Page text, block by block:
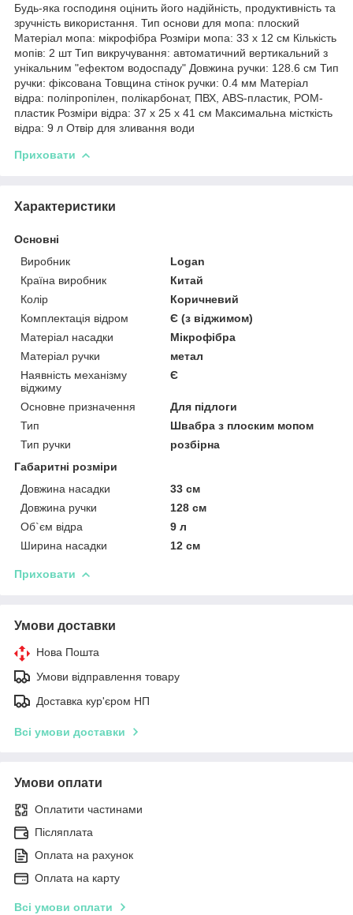
Будь-яка господиня оцінить його надійність, продуктивність та
зручність використання. Тип основи для мопа: плоский
Матеріал мопа: мікрофібра Розміри мопа: 33 х 12 см Кількість
мопів: 2 шт Тип викручування: автоматичний вертикальний з
унікальним "ефектом водоспаду" Довжина ручки: 128.6 см Тип
ручки: фіксована Товщина стінок ручки: 0.4 мм Матеріал
відра: поліпропілен, полікарбонат, ПВХ, ABS-пластик, POM-
пластик Розміри відра: 37 х 25 х 41 см Максимальна місткість
відра: 9 л Отвір для зливання води
Приховати
Характеристики
Основні
Виробник
Logan
Країна виробник
Китай
Колір
Коричневий
Комплектація відром
Є (з віджимом)
Матеріал насадки
Мікрофібра
Матеріал ручки
метал
Наявність механізму
віджиму
Є
Основне призначення
Для підлоги
Тип
Швабра з плоским мопом
Тип ручки
розбірна
Габаритні розміри
Довжина насадки
33 см
Довжина ручки
128 см
Об`єм відра
9 л
Ширина насадки
12 см
Приховати
Умови доставки
Нова Пошта
Умови відправлення товару
Доставка кур'єром НП
Всі умови доставки
Умови оплати
Оплатити частинами
Післяплата
Оплата на рахунок
Оплата на карту
Всі умови оплати